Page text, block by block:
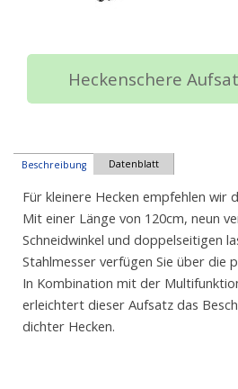
Heckenschere
Beschreibung Datenblatt
Für kleinere Hecken empfehlen wir
Mit einer Länge von 120cm, neun
Schneidwinkel und doppelseitigen
Stahlmesser verfügen Sie über die
In Kombination mit der
erleichtert dieser Aufsatz das
dichter Hecken.